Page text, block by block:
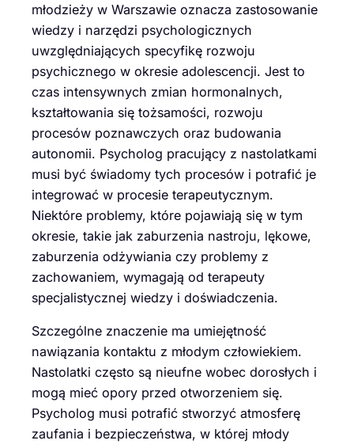
młodzieży w Warszawie oznacza zastosowanie
wiedzy i narzędzi psychologicznych
uwzględniających specyfikę rozwoju
psychicznego w okresie adolescencji. Jest to
czas intensywnych zmian hormonalnych,
kształtowania się tożsamości, rozwoju
procesów poznawczych oraz budowania
autonomii. Psycholog pracujący z nastolatkami
musi być świadomy tych procesów i potrafić je
integrować w procesie terapeutycznym.
Niektóre problemy, które pojawiają się w tym
okresie, takie jak zaburzenia nastroju, lękowe,
zaburzenia odżywiania czy problemy z
zachowaniem, wymagają od terapeuty
specjalistycznej wiedzy i doświadczenia.
Szczególne znaczenie ma umiejętność
nawiązania kontaktu z młodym człowiekiem.
Nastolatki często są nieufne wobec dorosłych i
mogą mieć opory przed otworzeniem się.
Psycholog musi potrafić stworzyć atmosferę
zaufania i bezpieczeństwa, w której młody